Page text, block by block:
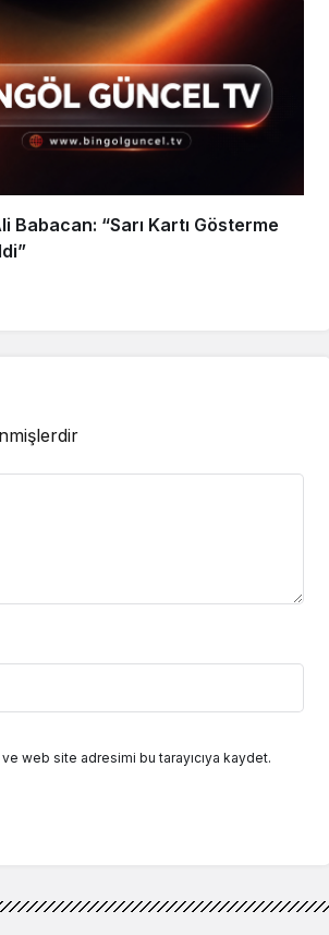
Babacan: “Sarı Kartı Gösterme
web site adresimi bu tarayıcıya kaydet.